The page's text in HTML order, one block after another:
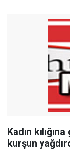
Kadın
kurşun